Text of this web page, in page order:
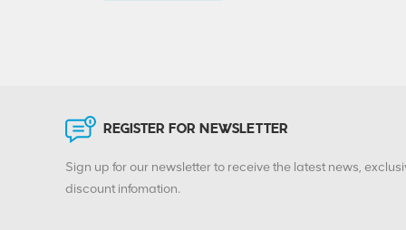
REGISTER FOR NEWSLETTER
Sign up for our newsletter to receive the latest news,
discount infomation.